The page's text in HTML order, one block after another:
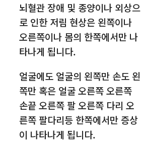
뇌혈관 장애 및 종양이나 외상으
로 인한 저림 현상은 왼쪽이나
오른쪽이나 몸의 한쪽에서만 나
타나게 됩니다.
얼굴에도 얼굴의 왼쪽만 손도 왼
쪽만 혹은 얼굴 오른쪽 오른쪽
손끝 오른쪽 팔 오른쪽 다리 오
른쪽 팔다리등 한쪽에서만 증상
이 나타나게 됩니다.